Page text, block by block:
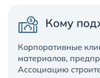
Кому
Корпоративные
материалов,
Ассоциацию